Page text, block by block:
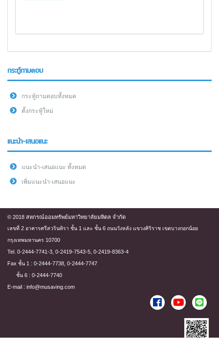
กระทู้ถามตอบ
กระทู้ถามตอบทั้งหมด
ตั้งกระทู้ใหม่
แนะนำ-เสนอแนะ
แนะนำ-เสนอแนะ ทั้งหมด
เพิ่มแนะนำ-เสนอแนะ
© 2018 สหกรณ์ออมทรัพย์มหาวิทยาลัยมหิดล จำกัด
เลขที่ 2 อาคารศรีสวรินทิรา ชั้น 1 และ ชั้น 6 ถนนวังหลัง แขวงศิริราช เขตบางกอกน้อย
กรุงเทพมหานคร 10700
Tel. 0-2444-7741-3, 0-2419-7543-5, 0-2419-8363-4
Fax ชั้น 1 : 0-2444-7738, 0-2444-7747
ชั้น 6 : 0-2444-7740
E-mail : info@musaving.com